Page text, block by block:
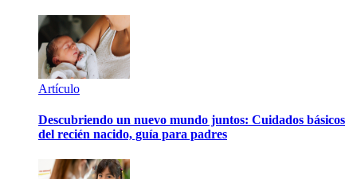
Artículo
Descubriendo un nuevo mundo juntos: Cuidados básicos
del recién nacido, guía para padres